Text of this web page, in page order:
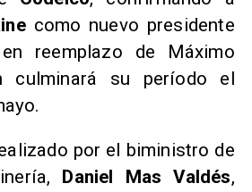
como nuevo presidente
reemplazo de Máximo
culminará su período el
por el biministro de
Daniel Mas Valdés,